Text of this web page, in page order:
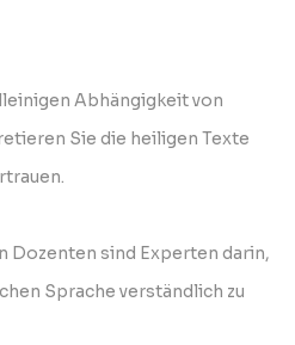
Abhängigkeit von
Sie die heiligen Texte
Dozenten sind Experten darin,
Sprache verständlich zu